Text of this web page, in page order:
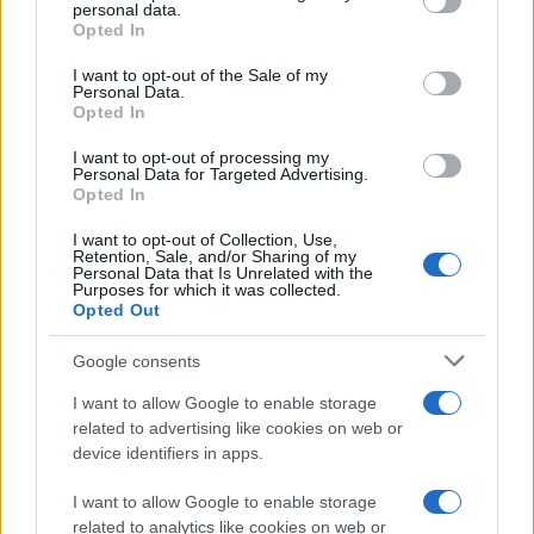
grant or deny consent to Google and its third-party tags to
use your data for below specified purposes in below Google
consent section.
personal data.
Opted In
I want to opt-out of the Sale of my
Personal Data.
Opted In
I want to opt-out of processing my
Personal Data for Targeted Advertising.
Opted In
I want to opt-out of Collection, Use,
Retention, Sale, and/or Sharing of my
Personal Data that Is Unrelated with the
Purposes for which it was collected.
Opted Out
Google consents
I want to allow Google to enable storage
related to advertising like cookies on web or
device identifiers in apps.
I want to allow Google to enable storage
related to analytics like cookies on web or
ψηφιακό/αναλογικόWolfson 24-bit 192kHz
αποκωδικοποίηση των αρχείων ήχου, καθώς
υποστηρίζει τα πιο δημοφιλή audio formats,
ενσωματωμένο CD player, δέκτη ραδιοφώνου
FM/DAB,802.11 b/g WiFi
για απευθείας αναπαραγωγή
ραδιοφωνικών σταθμών μέσω Ίντερνετ
, θύρα
Ethernet και έχει ισχύ 100W/ κανάλι.
Περισσότερες πληροφορίες μπορείτε να δείτε στον
παρακάτω σύνδεσμο, ενώ μέχρι στιγμής η εταιρία δεν